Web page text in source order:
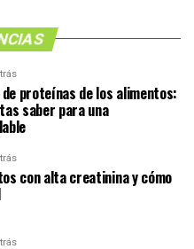
proteínas de los alimentos:
saber para una
con alta creatinina y cómo